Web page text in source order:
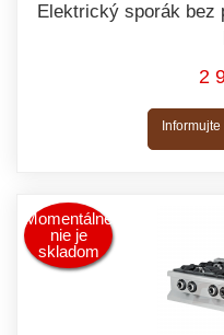
Elektrický sporák bez
2
Momentálne
nie je
skladom